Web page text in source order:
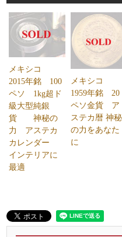
メキシコ
2015年銘 100
ペソ 1kg超ド
級大型純銀
貨 神秘の
力 アステカ
カレンダー
インテリアに
最適
メキシコ
1959年銘 20
ペソ金貨 ア
ステカ暦 神秘
の力をあなた
に